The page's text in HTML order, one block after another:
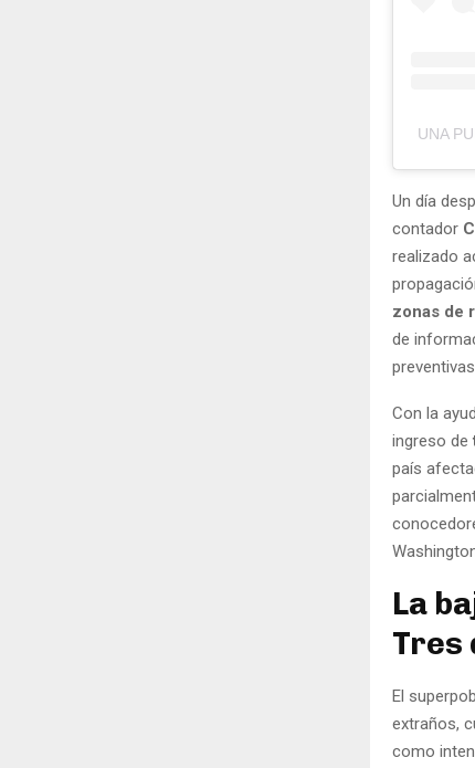
UNA
Un día
contador
realizado
zonas de
de
Con la
ingreso de
país
La
Tres
El
extraños,
como